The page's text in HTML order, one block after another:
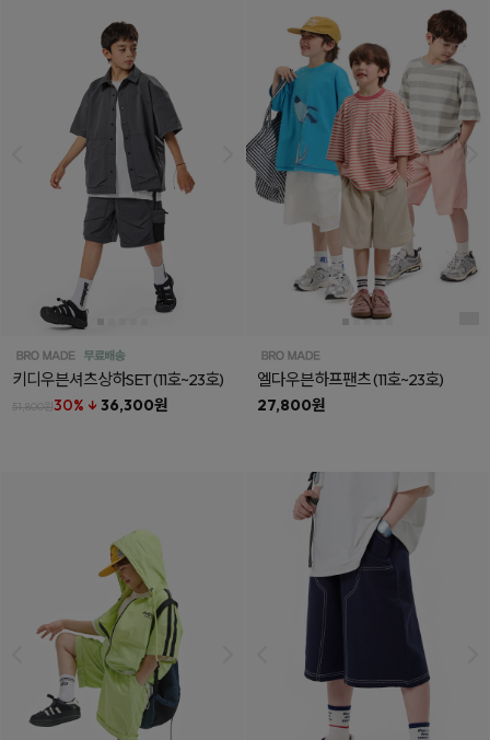
키디우븐셔츠상하SET(11호~23호)
51,800원30% ↓ 36,300원
엘다우븐하프팬츠(11호~23호)
27,800원